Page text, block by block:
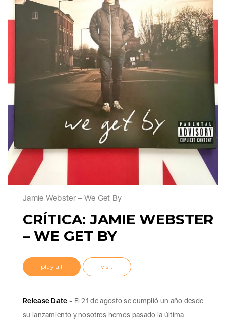
Jamie Webster – We Get By
CRÍTICA: JAMIE WEBSTER
– WE GET BY
play all visit
Release Date - El 21 de agosto se cumplió un año desde
su lanzamiento y nosotros hemos pasado la última